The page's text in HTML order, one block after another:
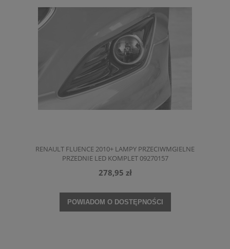
RENAULT FLUENCE 2010+ LAMPY PRZECIWMGIELNE
PRZEDNIE LED KOMPLET 09270157
278,95 zł
POWIADOM O DOSTĘPNOŚCI